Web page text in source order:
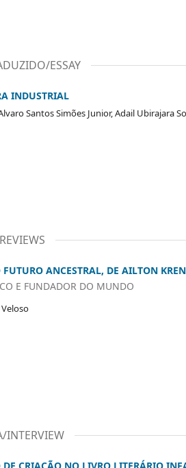
ESSAY
INDUSTRIAL
Santos Simões Junior, Adail Ubirajara
ANCESTRAL, DE AILTON
E FUNDADOR DO MUNDO
INTERVIEW